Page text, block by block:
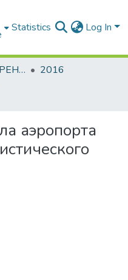
Statistics Log In
МАТЕРІАЛИ КОНФЕРЕНЦІЙ
2016
аэропорта